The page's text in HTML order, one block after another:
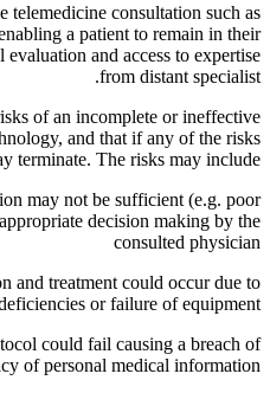
telemedicine consultation such as
a patient to remain in their
and access to expertise
from distant specialist.
of an incomplete or ineffective
and that if any of the risks
terminate. The risks may include:
may not be sufficient (e.g. poor
decision making by the
consulted physician
and treatment could occur due to
or failure of equipment
could fail causing a breach of
of personal medical information